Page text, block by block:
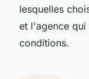
lesquelles
et l'agence qui
conditions.